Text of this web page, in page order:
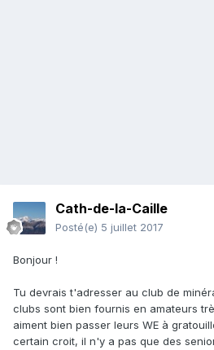
Cath-de-la-Caille
Posté(e) 5 juillet 2017
Bonjour !
Tu devrais t'adresser au club de
clubs sont bien fournis en amateurs
aiment bien passer leurs WE à
certain croit, il n'y a pas que des